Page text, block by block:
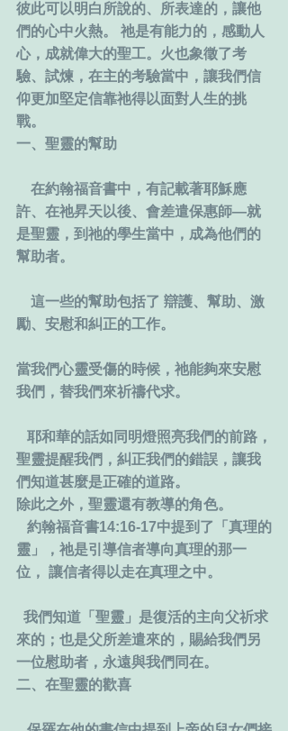
彼此可以明白所說的、所表達的，讓他
們的心中火熱。 祂是有能力的，感動人
心，成就偉大的聖工。火也象徵了考
驗、試煉，在主的考驗當中，讓我們信
仰更加堅定信靠祂得以面對人生的挑
戰。
一、聖靈的幫助
許、在祂昇天以後、會差遣保惠師―就
是聖靈，到祂的學生當中，成為他們的
幫助者。
勵、安慰和糾正的工作。
當我們心靈受傷的時候，祂能夠來安慰
我們，替我們來祈禱代求。
聖靈提醒我們，糾正我們的錯誤，讓我
們知道甚麼是正確的道路。
除此之外，聖靈還有教導的角色。
靈」，祂是引導信者導向真理的那一
位， 讓信者得以走在真理之中。
來的；也是父所差遣來的，賜給我們另
一位慰助者，永遠與我們同在。
二、在聖靈的歡喜